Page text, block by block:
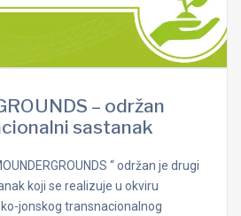
– održan
sastanak
“ održan je drugi
koji se realizuje u okviru
jonskog transnacionalnog